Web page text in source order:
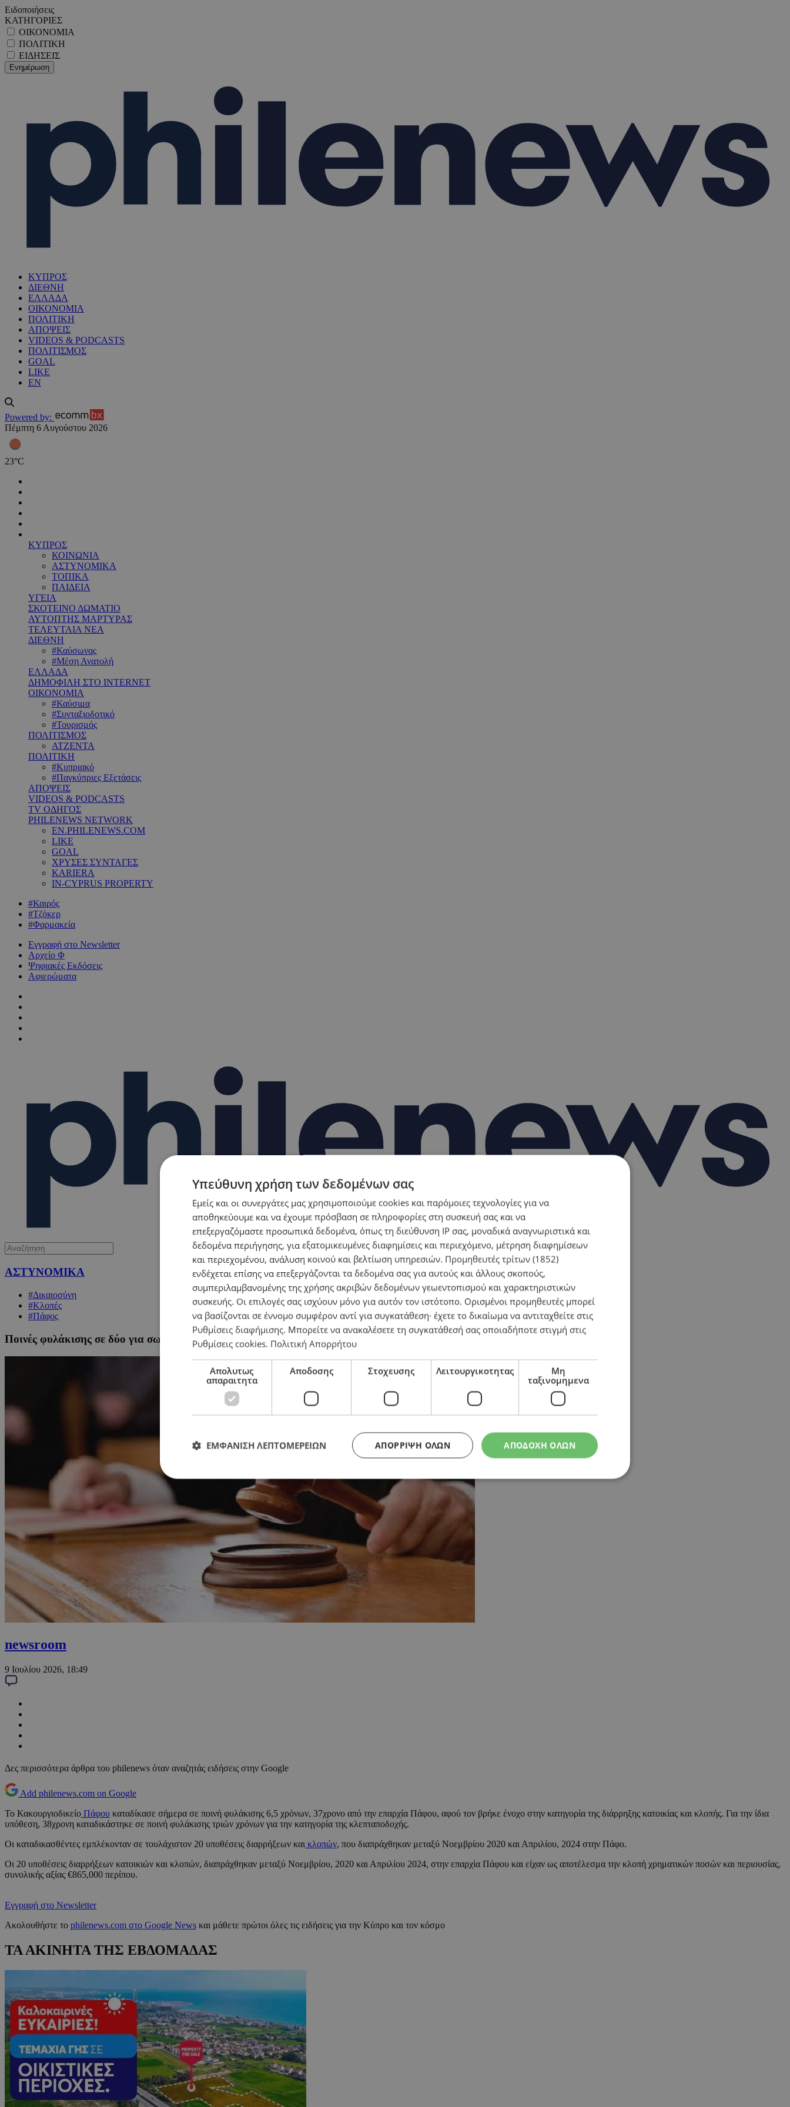
Ειδοποιήσεις
ΚΑΤΗΓΟΡΙΕΣ
ΟΙΚΟΝΟΜΙΑ
ΠΟΛΙΤΙΚΗ
ΕΙΔΗΣΕΙΣ
ΚΥΠΡΟΣ
ΔΙΕΘΝΗ
ΕΛΛΑΔΑ
ΟΙΚΟΝΟΜΙΑ
ΠΟΛΙΤΙΚΗ
ΑΠΟΨΕΙΣ
VIDEOS & PODCASTS
ΠΟΛΙΤΙΣΜΟΣ
GOAL
LIKE
EN
Powered by:
Πέμπτη 6 Αυγούστου 2026
23°C
ΚΥΠΡΟΣ
ΚΟΙΝΩΝΙΑ
ΑΣΤΥΝΟΜΙΚΑ
ΤΟΠΙΚΑ
ΠΑΙΔΕΙΑ
ΥΓΕΙΑ
ΣΚΟΤΕΙΝΟ ΔΩΜΑΤΙΟ
ΑΥΤΟΠΤΗΣ ΜΑΡΤΥΡΑΣ
ΤΕΛΕΥΤΑΙΑ ΝΕΑ
ΔΙΕΘΝΗ
#Καύσωνας
#Μέση Ανατολή
ΕΛΛΑΔΑ
ΔΗΜΟΦΙΛΗ ΣΤΟ INTERNET
ΟΙΚΟΝΟΜΙΑ
#Καύσιμα
#Συνταξιοδοτικό
#Τουρισμός
ΠΟΛΙΤΙΣΜΟΣ
ΑΤΖΕΝΤΑ
ΠΟΛΙΤΙΚΗ
#Κυπριακό
#Παγκύπριες Εξετάσεις
ΑΠΟΨΕΙΣ
VIDEOS & PODCASTS
TV ΟΔΗΓΟΣ
PHILENEWS NETWORK
EN.PHILENEWS.COM
LIKE
GOAL
ΧΡΥΣΕΣ ΣΥΝΤΑΓΕΣ
KARIERA
IN-CYPRUS PROPERTY
#Καιρός
#Τζόκερ
#Φαρμακεία
Εγγραφή στο Newsletter
Αρχείο Φ
Ψηφιακές Εκδόσεις
Αφιερώματα
ΑΣΤΥΝΟΜΙΚΑ
#Δικαιοσύνη
#Κλοπές
#Πάφος
Ποινές φυλάκισης σε δύο για σωρεία διαρρήξεων – Έκλεψαν περιουσία αξίας €865,000
newsroom
9 Ιουλίου 2026, 18:49
Δες περισσότερα άρθρα του philenews όταν αναζητάς ειδήσεις στην Google
Add philenews.com on Google
Το Κακουργιοδικείο Πάφου καταδίκασε σήμερα σε ποινή φυλάκισης 6,5 χρόνων, 37χρονο από την επαρχία Πάφου, αφού τον βρήκε ένοχο στην κατηγορία της διάρρηξης κατοικίας και κλοπής. Για την ίδια
υπόθεση, 38χρονη καταδικάστηκε σε ποινή φυλάκισης τριών χρόνων για την κατηγορία της κλεπταποδοχής.
Οι καταδικασθέντες εμπλέκονταν σε τουλάχιστον 20 υποθέσεις διαρρήξεων και κλοπών, που διαπράχθηκαν μεταξύ Νοεμβρίου 2020 και Απριλίου, 2024 στην Πάφο.
Οι 20 υποθέσεις διαρρήξεων κατοικιών και κλοπών, διαπράχθηκαν μεταξύ Νοεμβρίου, 2020 και Απριλίου 2024, στην επαρχία Πάφου και είχαν ως αποτέλεσμα την κλοπή χρηματικών ποσών και περιουσίας,
συνολικής αξίας €865,000 περίπου.
Εγγραφή στο Newsletter
Ακολουθήστε το philenews.com στο Google News και μάθετε πρώτοι όλες τις ειδήσεις για την Κύπρο και τον κόσμο
ΤΑ ΑΚΙΝΗΤΑ ΤΗΣ ΕΒΔΟΜΑΔΑΣ
Υπεύθυνη χρήση των δεδομένων σας
Εμείς και οι συνεργάτες μας χρησιμοποιούμε cookies και παρόμοιες τεχνολογίες για να
αποθηκεύουμε και να έχουμε πρόσβαση σε πληροφορίες στη συσκευή σας και να
επεξεργαζόμαστε προσωπικά δεδομένα, όπως τη διεύθυνση IP σας, μοναδικά αναγνωριστικά και
δεδομένα περιήγησης, για εξατομικευμένες διαφημίσεις και περιεχόμενο, μέτρηση διαφημίσεων
και περιεχομένου, ανάλυση κοινού και βελτίωση υπηρεσιών. Προμηθευτές τρίτων (1852)
ενδέχεται επίσης να επεξεργάζονται τα δεδομένα σας για αυτούς και άλλους σκοπούς,
συμπεριλαμβανομένης της χρήσης ακριβών δεδομένων γεωεντοπισμού και χαρακτηριστικών
συσκευής. Οι επιλογές σας ισχύουν μόνο για αυτόν τον ιστότοπο. Ορισμένοι προμηθευτές μπορεί
να βασίζονται σε έννομο συμφέρον αντί για συγκατάθεση· έχετε το δικαίωμα να αντιταχθείτε στις
Ρυθμίσεις διαφήμισης. Μπορείτε να ανακαλέσετε τη συγκατάθεσή σας οποιαδήποτε στιγμή στις
Ρυθμίσεις cookies. Πολιτική Απορρήτου
Απολυτως
απαραιτητα
Αποδοσης Στοχευσης Λειτουργικοτητας
Μη
ταξινομημενα
ΑΠΟΔΟΧΗ ΟΛΩΝ
ΑΠΌΡΡΙΨΗ ΌΛΩΝ
ΕΜΦΑΝΙΣΗ ΛΕΠΤΟΜΕΡΕΙΩΝ